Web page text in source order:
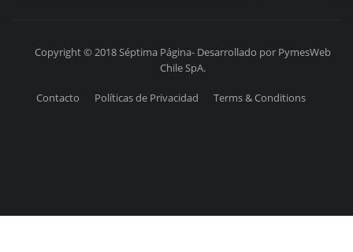
Copyright © 2018 Séptima Página- Desarrollado por PymesWeb
Chile SpA.
Contacto Políticas de Privacidad Terms & Conditions